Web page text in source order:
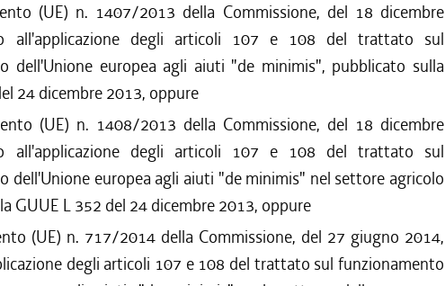
(UE) n. 1407/2013 della Commissione, del 18 dicembre
all'applicazione degli articoli 107 e 108 del trattato sul
dell'Unione europea agli aiuti "de minimis", pubblicato sulla
24 dicembre 2013, oppure
(UE) n. 1408/2013 della Commissione, del 18 dicembre
all'applicazione degli articoli 107 e 108 del trattato sul
dell'Unione europea agli aiuti "de minimis" nel settore agricolo
GUUE L 352 del 24 dicembre 2013, oppure
(UE) n. 717/2014 della Commissione, del 27 giugno 2014,
degli articoli 107 e 108 del trattato sul funzionamento